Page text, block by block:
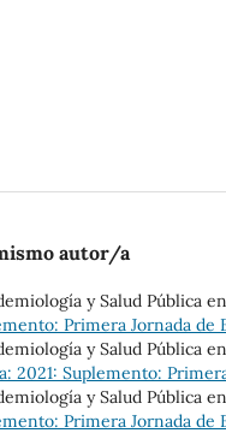
autor/a
y Salud Pública
Primera Jornada de
y Salud Pública
2021: Suplemento:
y Salud Pública
Primera Jornada de